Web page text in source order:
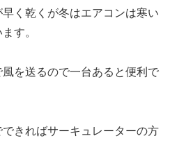
く乾くが冬はエアコンは寒い
す。
を送るので一台あると便利で
きればサーキュレーターの方